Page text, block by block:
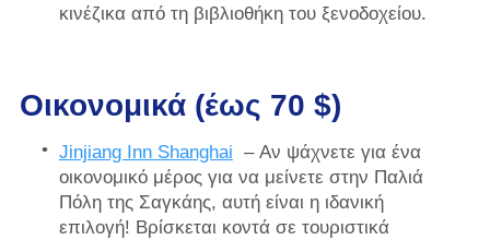
κινέζικα από τη βιβλιοθήκη του ξενοδοχείου.
Οικονομικά (έως 70 $)
Jinjiang Inn Shanghai – Αν ψάχνετε για ένα
οικονομικό μέρος για να μείνετε στην Παλιά
Πόλη της Σαγκάης, αυτή είναι η ιδανική
επιλογή! Βρίσκεται κοντά σε τουριστικά